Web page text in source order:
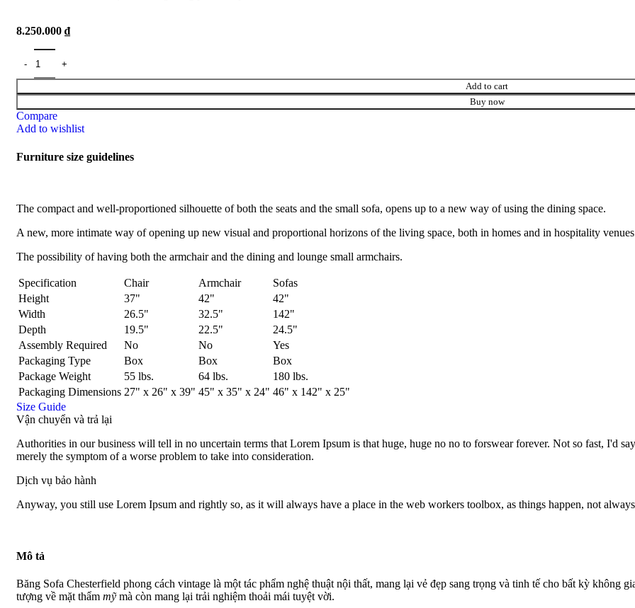
8.250.000 ₫
Add to cart
Buy now
Compare
Add to wishlist
Furniture size guidelines
The compact and well-proportioned silhouette of both the seats and the small sofa, opens up to a new way of using the dining space.
A new, more intimate way of opening up new visual and proportional horizons of the living space, both in homes and in hospitality
The possibility of having both the armchair and the dining and lounge small armchairs.
Specification Chair Armchair
Sofas
Height
37" 42"
42"
Width
26.5" 32.5"
142"
Depth
19.5" 22.5"
24.5"
Assembly Required
No No
Yes
Packaging Type
Box Box
Box
Package Weight
55 lbs. 64 lbs.
180 lbs.
Packaging Dimensions 27" x 26" x 39" 45" x 35" x 24" 46" x 142" x 25"
Size Guide
Vận chuyển và trả lại
Authorities in our business will tell in no uncertain terms that Lorem Ipsum is that huge, huge no no to forswear forever. Not so fast, I'd
merely the symptom of a worse problem to take into consideration.
Dịch vụ bảo hành
Anyway, you still use Lorem Ipsum and rightly so, as it will always have a place in the web workers toolbox, as things happen, not
Mô tả
Băng Sofa Chesterfield phong cách vintage là một tác phẩm nghệ thuật nội thất, mang lại vẻ đẹp sang trọng và tinh tế cho bất kỳ không
tượng về mặt thẩm mỹmà còn mang lại trải nghiệm thoải mái tuyệt vời.